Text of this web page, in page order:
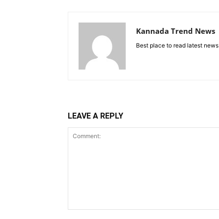
Kannada Trend News
Best place to read latest news
LEAVE A REPLY